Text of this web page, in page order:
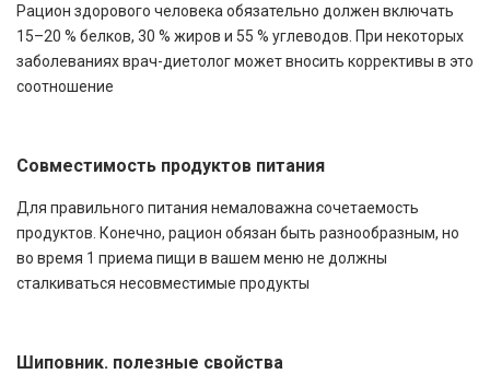
Рацион здорового человека обязательно должен включать
15–20 % белков, 30 % жиров и 55 % углеводов. При некоторых
заболеваниях врач-диетолог может вносить коррективы в это
соотношение
Совместимость продуктов питания
Для правильного питания немаловажна сочетаемость
продуктов. Конечно, рацион обязан быть разнообразным, но
во время 1 приема пищи в вашем меню не должны
сталкиваться несовместимые продукты
Шиповник. полезные свойства